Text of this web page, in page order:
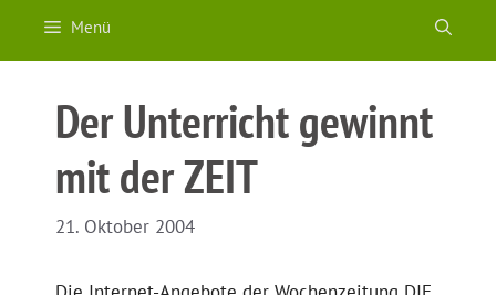
Menü
Der Unterricht gewinnt
mit der ZEIT
21. Oktober 2004